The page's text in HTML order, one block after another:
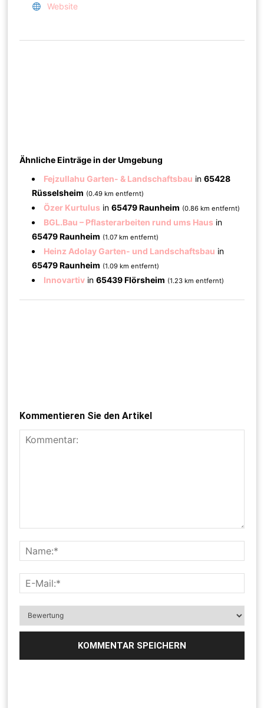
Website
Ähnliche Einträge in der Umgebung
Fejzullahu Garten- & Landschaftsbau in65428
Rüsselsheim (0.49 km entfernt)
Özer Kurtulus in65479 Raunheim (0.86 km entfernt)
BGL.Bau – Pflasterarbeiten rund ums Haus in
65479 Raunheim (1.07 km entfernt)
Heinz Adolay Garten- und Landschaftsbau in
65479 Raunheim (1.09 km entfernt)
Innovartiv in65439 Flörsheim (1.23 km entfernt)
Kommentieren Sie den Artikel